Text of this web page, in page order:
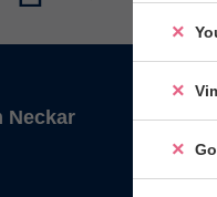
Neckar